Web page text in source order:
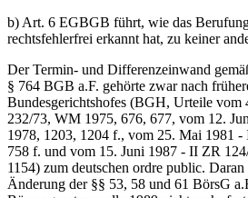
b) Art. 6 EGBGB führt, wie das
rechtsfehlerfrei erkannt hat, zu keiner
Der Termin- und Differenzeinwand
§ 764 BGB a.F. gehörte zwar nach
Bundesgerichtshofes (BGH, Urteile
232/73, WM 1975, 676, 677, vom 12.
1978, 1203, 1204 f., vom 25. Mai 1981
758 f. und vom 15. Juni 1987 - II ZR
1154) zum deutschen ordre public. Daran
Änderung der §§ 53, 58 und 61 BörsG